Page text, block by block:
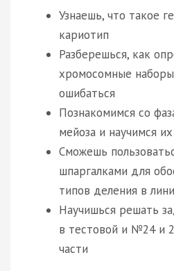
Узнаешь, что такое
кариотип
Разберешься, как
хромосомные
ошибаться
Познакомимся со
мейоза и научимся
Сможешь
шпаргалками для
типов деления в
Научишься решать
в тестовой и №24 и
части